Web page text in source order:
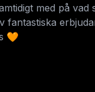
med på
fantastiska
🧡